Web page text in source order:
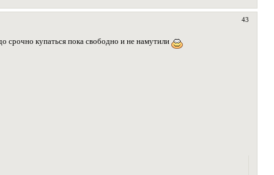
43
срочно купаться пока свободно и не намутили